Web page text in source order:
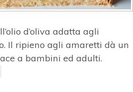
d’oliva adatta agli
Il ripieno agli amaretti dà un
a bambini ed adulti.